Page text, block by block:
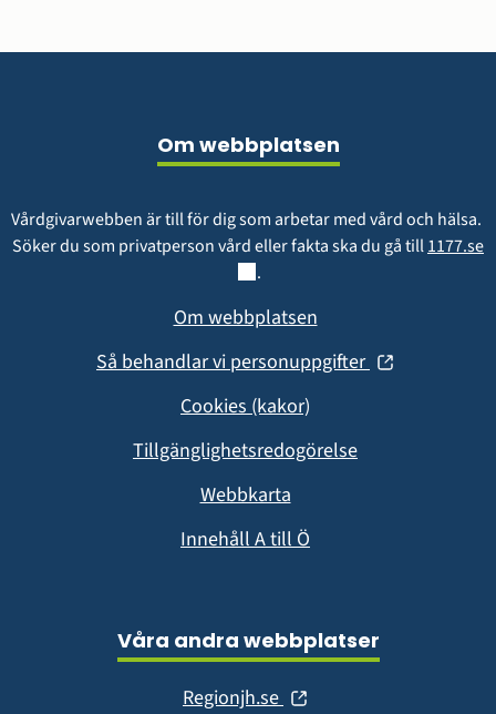
Om webbplatsen
Vårdgivarwebben är till för dig som arbetar med vård och hälsa.
Söker du som privatperson vård eller fakta ska du gå till 1177.se
.
Om webbplatsen
Så behandlar vi personuppgifter (öppnas
Cookies (kakor)
Tillgänglighetsredogörelse
Webbkarta
Innehåll A till Ö
Våra andra webbplatser
Regionjh.se (öppnas